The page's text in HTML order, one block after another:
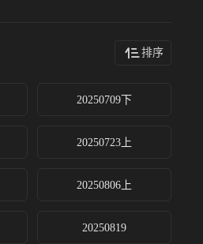
排序
20250709下
20250723上
20250806上
20250819